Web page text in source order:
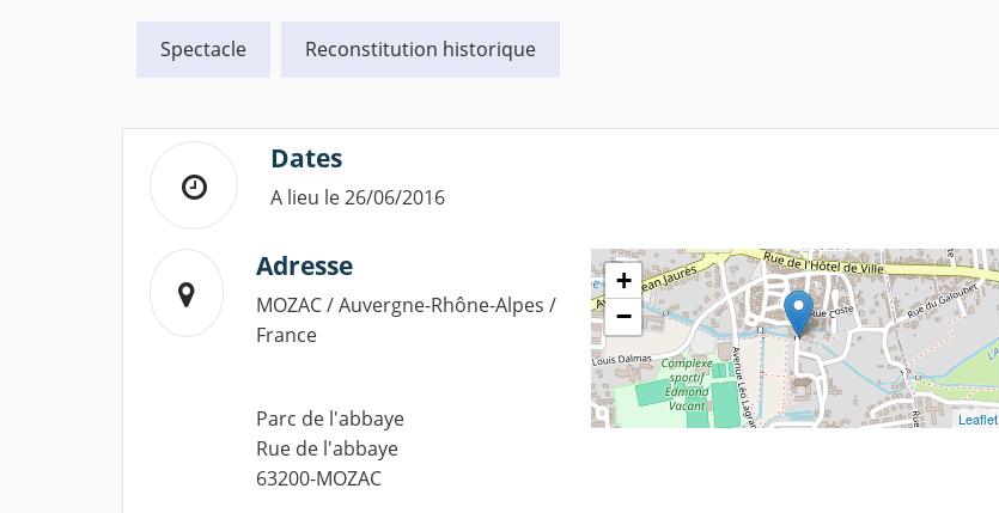
Spectacle Reconstitution historique
Dates
A lieu le 26/06/2016
Adresse
MOZAC / Auvergne-Rhône-Alpes /
France
Parc de l'abbaye
Rue de l'abbaye
63200-MOZAC
+
−
Leaflet